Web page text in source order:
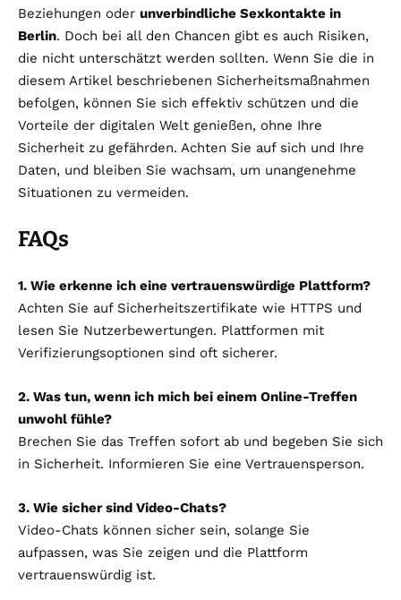
Beziehungen oder unverbindliche Sexkontakte in
Berlin. Doch bei all den Chancen gibt es auch Risiken,
die nicht unterschätzt werden sollten. Wenn Sie die in
diesem Artikel beschriebenen Sicherheitsmaßnahmen
befolgen, können Sie sich effektiv schützen und die
Vorteile der digitalen Welt genießen, ohne Ihre
Sicherheit zu gefährden. Achten Sie auf sich und Ihre
Daten, und bleiben Sie wachsam, um unangenehme
Situationen zu vermeiden.
FAQs
1. Wie erkenne ich eine vertrauenswürdige Plattform?
Achten Sie auf Sicherheitszertifikate wie HTTPS und
lesen Sie Nutzerbewertungen. Plattformen mit
Verifizierungsoptionen sind oft sicherer.
2. Was tun, wenn ich mich bei einem Online-Treffen
unwohl fühle?
Brechen Sie das Treffen sofort ab und begeben Sie sich
in Sicherheit. Informieren Sie eine Vertrauensperson.
3. Wie sicher sind Video-Chats?
Video-Chats können sicher sein, solange Sie
aufpassen, was Sie zeigen und die Plattform
vertrauenswürdig ist.